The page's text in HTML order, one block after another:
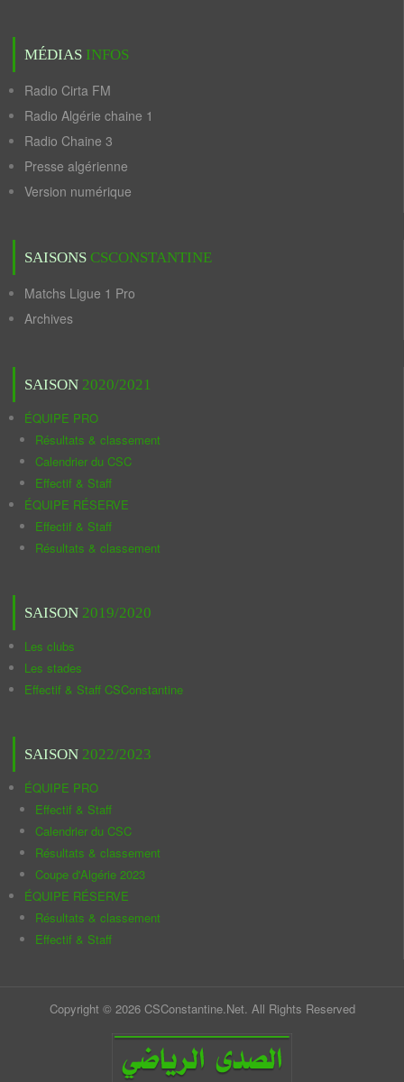
MÉDIAS INFOS
Radio Cirta FM
Radio Algérie chaine 1
Radio Chaine 3
Presse algérienne
Version numérique
SAISONS CSCONSTANTINE
Matchs Ligue 1 Pro
Archives
SAISON 2020/2021
ÉQUIPE PRO
Résultats & classement
Calendrier du CSC
Effectif & Staff
ÉQUIPE RÉSERVE
Effectif & Staff
Résultats & classement
SAISON 2019/2020
Les clubs
Les stades
Effectif & Staff CSConstantine
SAISON 2022/2023
ÉQUIPE PRO
Effectif & Staff
Calendrier du CSC
Résultats & classement
Coupe d'Algérie 2023
ÉQUIPE RÉSERVE
Résultats & classement
Effectif & Staff
Copyright © 2026 CSConstantine.Net. All Rights Reserved